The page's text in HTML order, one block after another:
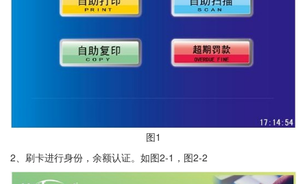
图1
2、刷卡进行身份，余额认证。如图2-1，图2-2